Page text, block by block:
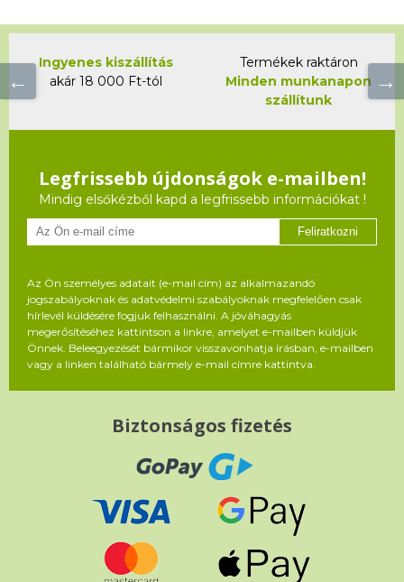
Ingyenes kiszállítás
akár 18 000 Ft-tól
Termékek raktáron
Minden munkanapon
szállítunk
Legfrissebb újdonságok e-mailben!
Mindig elsőkézből kapd a legfrissebb információkat !
Feliratkozni
Az Ön személyes adatait (e-mail cím) az alkalmazandó
jogszabályoknak és adatvédelmi szabályoknak megfelelően csak
hírlevél küldésére fogjuk felhasználni. A jóváhagyás
megerősítéséhez kattintson a linkre, amelyet e-mailben küldjük
Önnek. Beleegyezését bármikor visszavonhatja írásban, e-mailben
vagy a linken található bármely e-mail címre kattintva.
Biztonságos fizetés